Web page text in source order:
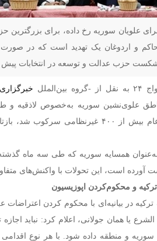
برای علویان سوریه رخ داده، برای
و اردوغان یک تهدید است که در صورت
حزب عدالت و توسعه در انتخابات پیش
علوی‌نشین سوریه به‌خصوص لاذقیه و
کشور با قتل‌عام بیش از ۴۰۰
به‌عنوان همسایه سوریه که طی سه ماه
آورده است، این تحولات با واکنش‌های
و محکوم‌کردن اپوزیسیون
در بیانیه‌ای با محکوم کردن
یا همان جولانی، اعلام کرد: نباید
و منطقه داده شود. با هر نوع